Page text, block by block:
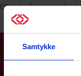
Samtykke
Object reference not set
Service &